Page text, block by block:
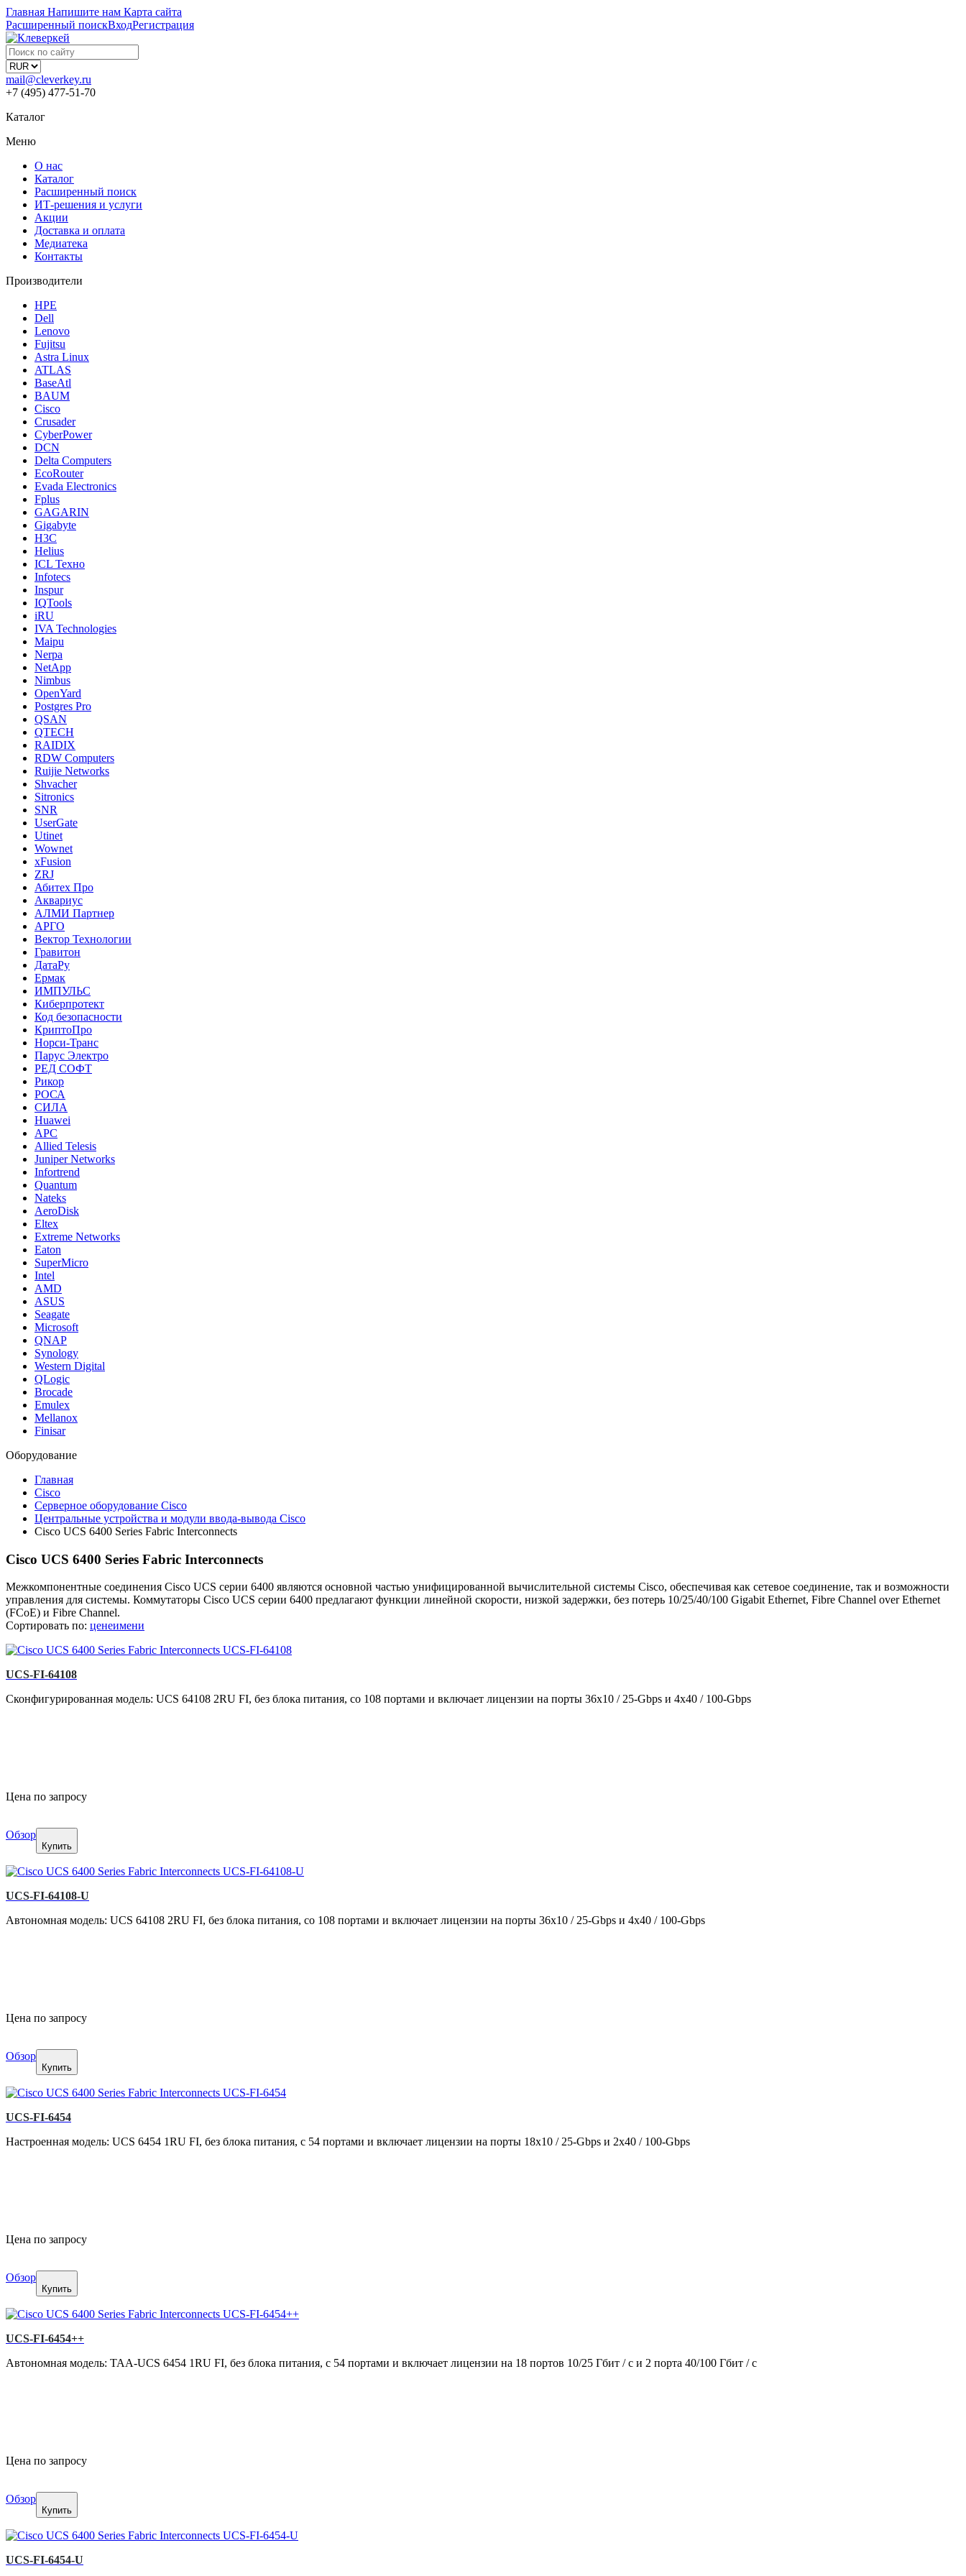
Главная Напишите нам Карта сайта
Расширенный поискВходРегистрация
mail@cleverkey.ru
+7 (495) 477-51-70
Каталог
Меню
О нас
Каталог
Расширенный поиск
ИТ-решения и услуги
Акции
Доставка и оплата
Медиатека
Контакты
Производители
HPE
Dell
Lenovo
Fujitsu
Astra Linux
ATLAS
BaseAtl
BAUM
Cisco
Crusader
CyberPower
DCN
Delta Computers
EcoRouter
Evada Electronics
Fplus
GAGARIN
Gigabyte
H3C
Helius
ICL Техно
Infotecs
Inspur
IQTools
iRU
IVA Technologies
Maipu
Nerpa
NetApp
Nimbus
OpenYard
Postgres Pro
QSAN
QTECH
RAIDIX
RDW Computers
Ruijie Networks
Shvacher
Sitronics
SNR
UserGate
Utinet
Wownet
xFusion
ZRJ
Абитех Про
Аквариус
АЛМИ Партнер
АРГО
Вектор Технологии
Гравитон
ДатаРу
Ермак
ИМПУЛЬС
Киберпротект
Код безопасности
КриптоПро
Норси-Транс
Парус Электро
РЕД СОФТ
Рикор
РОСА
СИЛА
Huawei
APC
Allied Telesis
Juniper Networks
Infortrend
Quantum
Nateks
AeroDisk
Eltex
Extreme Networks
Eaton
SuperMicro
Intel
AMD
ASUS
Seagate
Microsoft
QNAP
Synology
Western Digital
QLogic
Brocade
Emulex
Mellanox
Finisar
Оборудование
Главная
Cisco
Серверное оборудование Cisco
Центральные устройства и модули ввода-вывода Cisco
Cisco UCS 6400 Series Fabric Interconnects
Cisco UCS 6400 Series Fabric Interconnects
Межкомпонентные соединения Cisco UCS серии 6400 являются основной частью унифицированной вычислительной системы Cisco, обеспечивая как сетевое соединение, так и возможности
управления для системы. Коммутаторы Cisco UCS серии 6400 предлагают функции линейной скорости, низкой задержки, без потерь 10/25/40/100 Gigabit Ethernet, Fibre Channel over Ethernet
(FCoE) и Fibre Channel.
Сортировать по: ценеимени
UCS-FI-64108
Сконфигурированная модель: UCS 64108 2RU FI, без блока питания, со 108 портами и включает лицензии на порты 36x10 / 25-Gbps и 4x40 / 100-Gbps
Цена по запросу
Обзор
Купить
UCS-FI-64108-U
Автономная модель: UCS 64108 2RU FI, без блока питания, со 108 портами и включает лицензии на порты 36x10 / 25-Gbps и 4x40 / 100-Gbps
Цена по запросу
Обзор
Купить
UCS-FI-6454
Настроенная модель: UCS 6454 1RU FI, без блока питания, с 54 портами и включает лицензии на порты 18x10 / 25-Gbps и 2x40 / 100-Gbps
Цена по запросу
Обзор
Купить
UCS-FI-6454++
Автономная модель: TAA-UCS 6454 1RU FI, без блока питания, с 54 портами и включает лицензии на 18 портов 10/25 Гбит / с и 2 порта 40/100 Гбит / с
Цена по запросу
Обзор
Купить
UCS-FI-6454-U